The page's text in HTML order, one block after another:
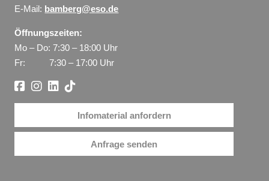
E-Mail: bamberg@eso.de
Öffnungszeiten:
Mo – Do: 7:30 – 18:00 Uhr
Fr: 7:30 – 17:00 Uhr
Infomaterial anfordern
Anfrage senden